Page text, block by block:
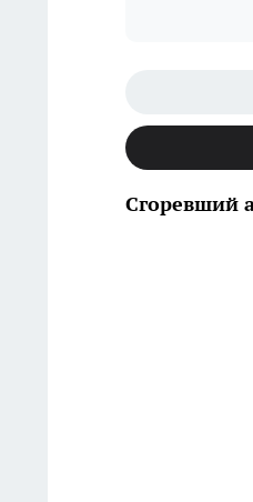
Сгоревший